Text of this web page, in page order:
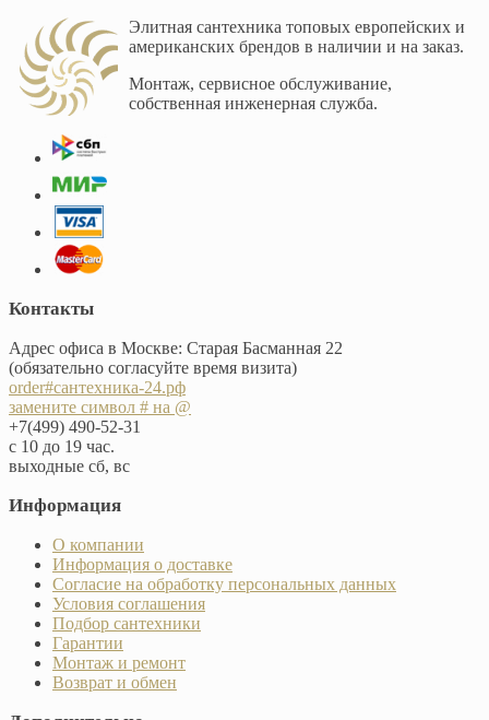
Элитная сантехника топовых европейских и
американских брендов в наличии и на заказ.
Монтаж, сервисное обслуживание,
собственная инженерная служба.
Контакты
Адрес офиса в Москве: Старая Басманная 22
(обязательно согласуйте время визита)
order#сантехника-24.рф
замените символ # на @
+7(499) 490-52-31
с 10 до 19 час.
выходные сб, вс
Информация
О компании
Информация о доставке
Согласие на обработку персональных данных
Условия соглашения
Подбор сантехники
Гарантии
Монтаж и ремонт
Возврат и обмен